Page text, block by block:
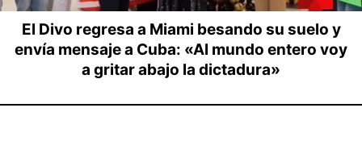
El Divo regresa a Miami besando su suelo y
envía mensaje a Cuba: «Al mundo entero voy
a gritar abajo la dictadura»